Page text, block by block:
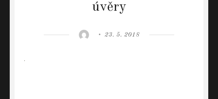
úvěry
AuthorPosted
23. 5. 2018